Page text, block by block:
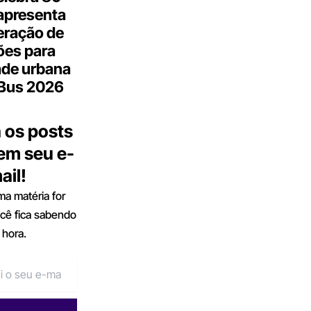
de
para
urbana
2026
os posts
seu e-
matéria for
fica sabendo